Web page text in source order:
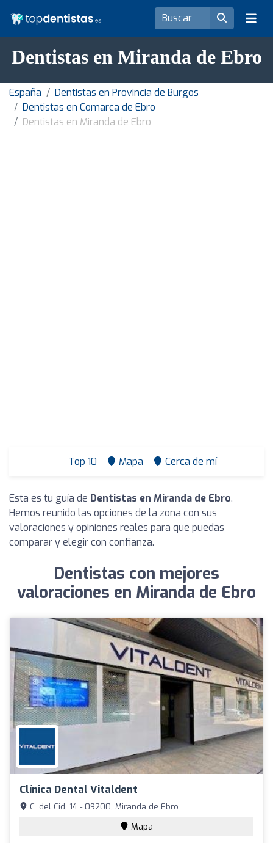
Dentistas en Miranda de Ebro
España
Dentistas en Provincia de Burgos
Dentistas en Comarca de Ebro
Dentistas en Miranda de Ebro
Top 10 Mapa Cerca de mí
Esta es tu guía de Dentistas en Miranda de Ebro.
Hemos reunido las opciones de la zona con sus
valoraciones y opiniones reales para que puedas
comparar y elegir con confianza.
Dentistas con mejores
valoraciones en Miranda de Ebro
Clínica Dental Vitaldent
C. del Cid, 14 - 09200, Miranda de Ebro
Mapa